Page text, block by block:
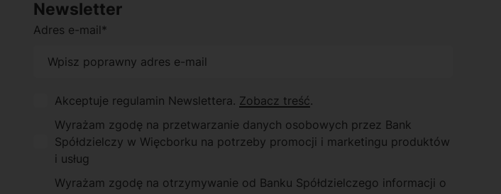
Newsletter
Adres e-mail*
Akceptuje regulamin Newslettera. Zobacz treść.
Wyrażam zgodę na przetwarzanie danych osobowych przez Bank
Spółdzielczy w Więcborku na potrzeby promocji i marketingu produktów
i usług
Wyrażam zgodę na otrzymywanie od Banku Spółdzielczego informacji o